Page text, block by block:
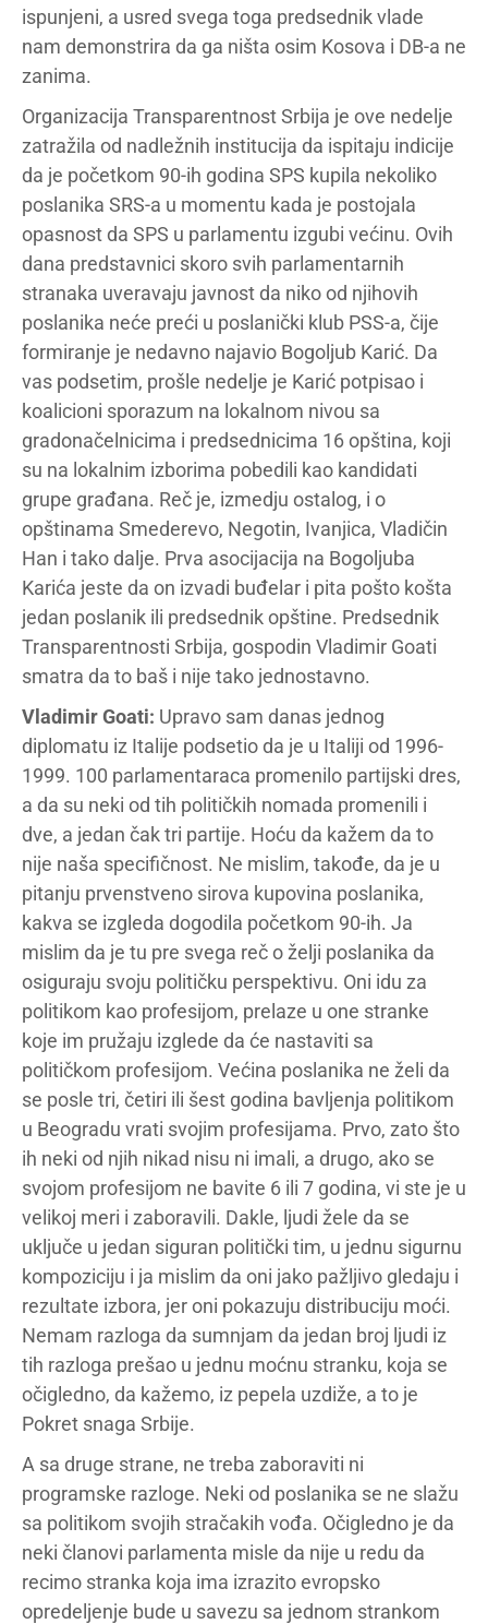
ispunjeni, a usred svega toga predsednik vlade
nam demonstrira da ga ništa osim Kosova i DB-a ne
zanima.
Organizacija Transparentnost Srbija je ove nedelje
zatražila od nadležnih institucija da ispitaju indicije
da je početkom 90-ih godina SPS kupila nekoliko
poslanika SRS-a u momentu kada je postojala
opasnost da SPS u parlamentu izgubi većinu. Ovih
dana predstavnici skoro svih parlamentarnih
stranaka uveravaju javnost da niko od njihovih
poslanika neće preći u poslanički klub PSS-a, čije
formiranje je nedavno najavio Bogoljub Karić. Da
vas podsetim, prošle nedelje je Karić potpisao i
koalicioni sporazum na lokalnom nivou sa
gradonačelnicima i predsednicima 16 opština, koji
su na lokalnim izborima pobedili kao kandidati
grupe građana. Reč je, izmedju ostalog, i o
opštinama Smederevo, Negotin, Ivanjica, Vladičin
Han i tako dalje. Prva asocijacija na Bogoljuba
Karića jeste da on izvadi buđelar i pita pošto košta
jedan poslanik ili predsednik opštine. Predsednik
Transparentnosti Srbija, gospodin Vladimir Goati
smatra da to baš i nije tako jednostavno.
Vladimir Goati: Upravo sam danas jednog
diplomatu iz Italije podsetio da je u Italiji od 1996-
1999. 100 parlamentaraca promenilo partijski dres,
a da su neki od tih političkih nomada promenili i
dve, a jedan čak tri partije. Hoću da kažem da to
nije naša specifičnost. Ne mislim, takođe, da je u
pitanju prvenstveno sirova kupovina poslanika,
kakva se izgleda dogodila početkom 90-ih. Ja
mislim da je tu pre svega reč o želji poslanika da
osiguraju svoju političku perspektivu. Oni idu za
politikom kao profesijom, prelaze u one stranke
koje im pružaju izglede da će nastaviti sa
političkom profesijom. Većina poslanika ne želi da
se posle tri, četiri ili šest godina bavljenja politikom
u Beogradu vrati svojim profesijama. Prvo, zato što
ih neki od njih nikad nisu ni imali, a drugo, ako se
svojom profesijom ne bavite 6 ili 7 godina, vi ste je u
velikoj meri i zaboravili. Dakle, ljudi žele da se
uključe u jedan siguran politički tim, u jednu sigurnu
kompoziciju i ja mislim da oni jako pažljivo gledaju i
rezultate izbora, jer oni pokazuju distribuciju moći.
Nemam razloga da sumnjam da jedan broj ljudi iz
tih razloga prešao u jednu moćnu stranku, koja se
očigledno, da kažemo, iz pepela uzdiže, a to je
Pokret snaga Srbije.
A sa druge strane, ne treba zaboraviti ni
programske razloge. Neki od poslanika se ne slažu
sa politikom svojih stračakih vođa. Očigledno je da
neki članovi parlamenta misle da nije u redu da
recimo stranka koja ima izrazito evropsko
opredeljenje bude u savezu sa jednom strankom